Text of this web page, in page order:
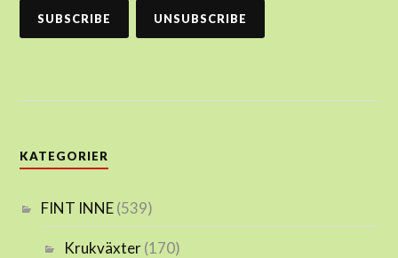
KATEGORIER
FINT INNE(539)
Krukväxter(170)